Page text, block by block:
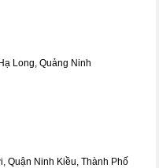
Long, Quảng Ninh
Quận Ninh Kiều, Thành Phố